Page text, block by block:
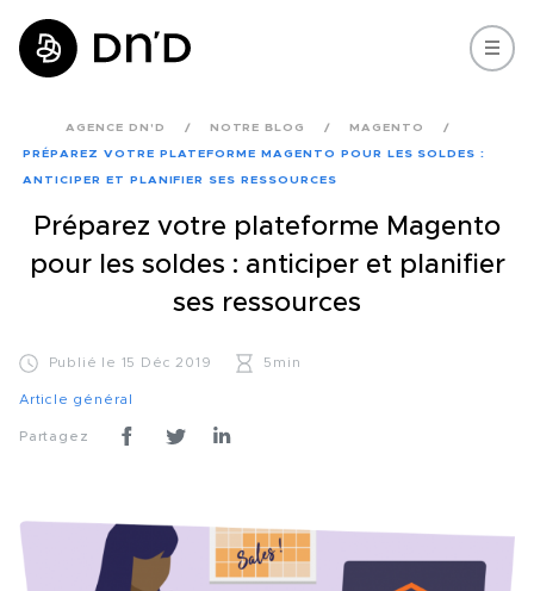
AGENCE DN'D NOTRE BLOG MAGENTO
PRÉPAREZ VOTRE PLATEFORME MAGENTO POUR LES SOLDES :
ANTICIPER ET PLANIFIER SES RESSOURCES
Préparez votre plateforme Magento
pour les soldes : anticiper et planifier
ses ressources
Publié le 15 Déc 2019 5min
Article général
Partagez